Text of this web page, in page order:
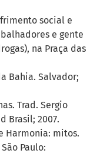
social e
e gente
na Praça das
Bahia. Salvador;
Trad. Sergio
Brasil; 2007.
Harmonia: mitos.
Paulo: